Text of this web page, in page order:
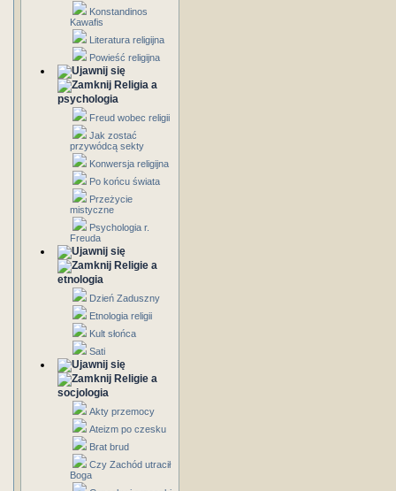
Konstandinos
Kawafis
Literatura religijna
Powieść religijna
Religia a
psychologia
Freud wobec religii
Jak zostać
przywódcą sekty
Konwersja religijna
Po końcu świata
Przeżycie
mistyczne
Psychologia r.
Freuda
Religie a
etnologia
Dzień Zaduszny
Etnologia religii
Kult słońca
Sati
Religie a
socjologia
Akty przemocy
Ateizm po czesku
Brat brud
Czy Zachód utracił
Boga